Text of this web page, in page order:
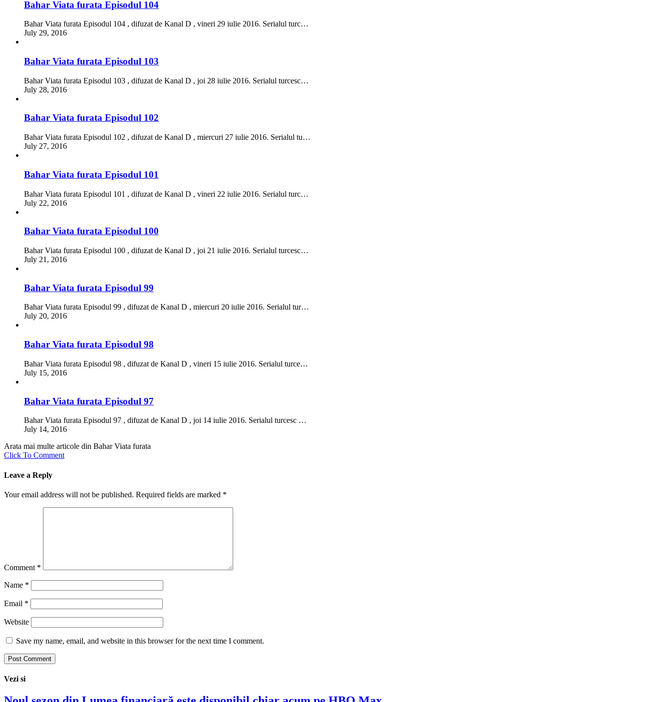
Bahar Viata furata Episodul 104
Bahar Viata furata Episodul 104 , difuzat de Kanal D , vineri 29 iulie 2016. Serialul turc…
July 29, 2016
Bahar Viata furata Episodul 103
Bahar Viata furata Episodul 103 , difuzat de Kanal D , joi 28 iulie 2016. Serialul turcesc…
July 28, 2016
Bahar Viata furata Episodul 102
Bahar Viata furata Episodul 102 , difuzat de Kanal D , miercuri 27 iulie 2016. Serialul tu…
July 27, 2016
Bahar Viata furata Episodul 101
Bahar Viata furata Episodul 101 , difuzat de Kanal D , vineri 22 iulie 2016. Serialul turc…
July 22, 2016
Bahar Viata furata Episodul 100
Bahar Viata furata Episodul 100 , difuzat de Kanal D , joi 21 iulie 2016. Serialul turcesc…
July 21, 2016
Bahar Viata furata Episodul 99
Bahar Viata furata Episodul 99 , difuzat de Kanal D , miercuri 20 iulie 2016. Serialul tur…
July 20, 2016
Bahar Viata furata Episodul 98
Bahar Viata furata Episodul 98 , difuzat de Kanal D , vineri 15 iulie 2016. Serialul turce…
July 15, 2016
Bahar Viata furata Episodul 97
Bahar Viata furata Episodul 97 , difuzat de Kanal D , joi 14 iulie 2016. Serialul turcesc …
July 14, 2016
Arata mai multe articole din Bahar Viata furata
Click To Comment
Leave a Reply
Your email address will not be published. Required fields are marked *
Comment *
Name *
Email *
Website
Save my name, email, and website in this browser for the next time I comment.
Vezi si